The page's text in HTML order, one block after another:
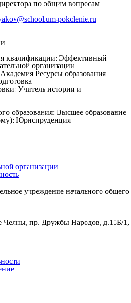
по общим вопросам
pokolenie.ru
квалификации: Эффективный
организации
Ресурсы образования
Учитель истории и
образования: Высшее образование
Юриспруденция
организации
учреждение начального общего
Челны, пр. Дружбы Народов, д.15Б/1,